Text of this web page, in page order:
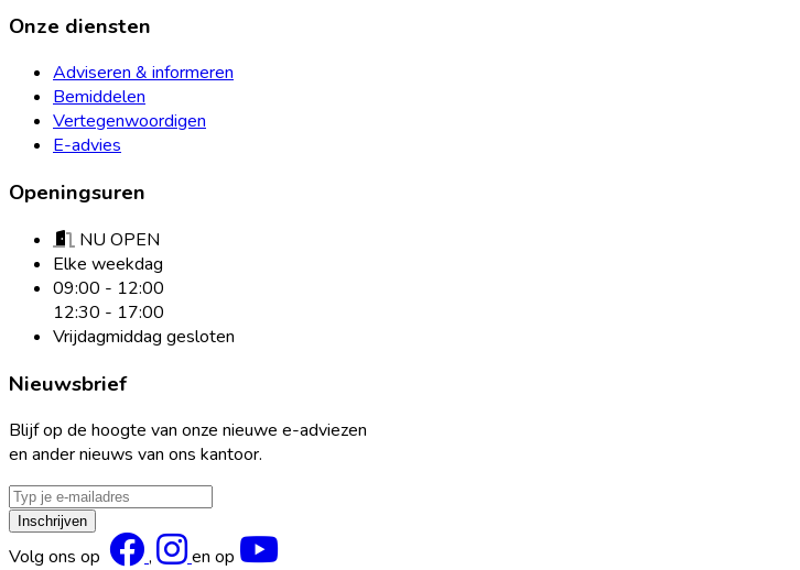
Onze diensten
Adviseren & informeren
Bemiddelen
Vertegenwoordigen
E-advies
Openingsuren
NU OPEN
Elke weekdag
09:00 - 12:00
12:30 - 17:00
Vrijdagmiddag gesloten
Nieuwsbrief
Blijf op de hoogte van onze nieuwe e-adviezen
en ander nieuws van ons kantoor.
E-
mailadres
Inschrijven
Volg ons op
Facebook
,
Instagram
en op
YouTube